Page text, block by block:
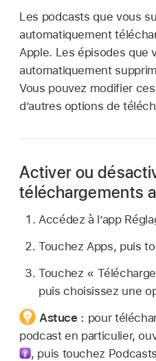
Les podcasts que vous
automatiquement
Apple. Les épisodes que
automatiquement
Vous pouvez modifier
d’autres options de
Activer ou
téléchargements
Accédez à l’app
Touchez Apps, puis
Touchez «
puis choisissez une
Astuce : pour
podcast en particulier,
, puis touchez